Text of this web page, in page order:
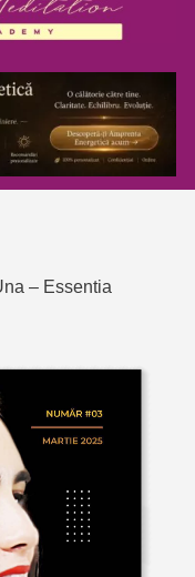
– Essentia